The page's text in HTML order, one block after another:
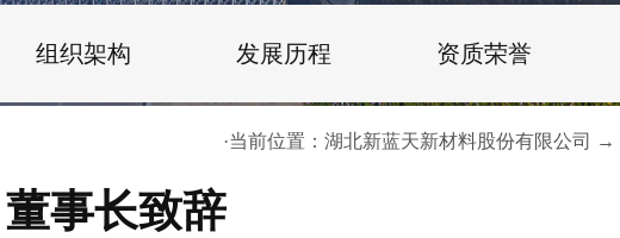
组织架构 发展历程 资质荣誉
·当前位置： 湖北新蓝天新材料股份有限公司 →
董事长致辞